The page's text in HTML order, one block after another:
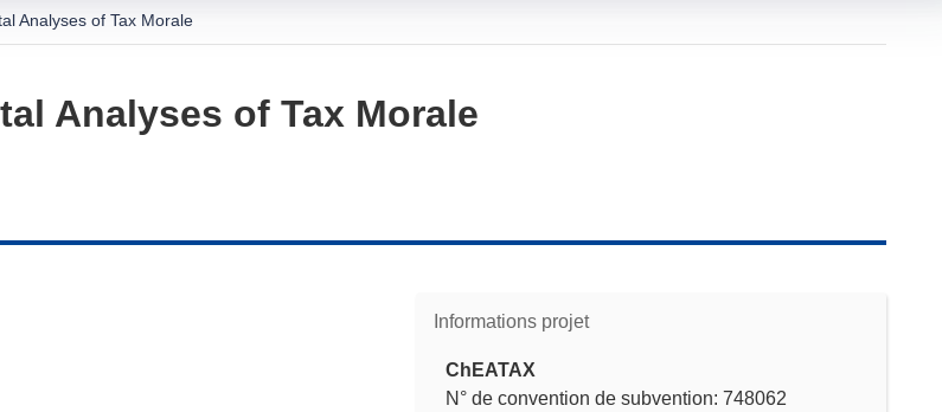
Analyses of Tax Morale
Analyses of Tax Morale
Informations projet
ChEATAX
N° de convention de subvention: 748062